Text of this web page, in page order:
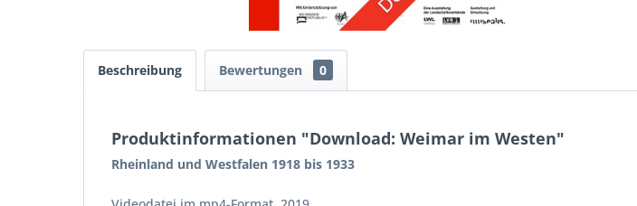
Beschreibung Bewertungen 0
Produktinformationen "Download: Weimar im Westen"
Rheinland und Westfalen 1918 bis 1933